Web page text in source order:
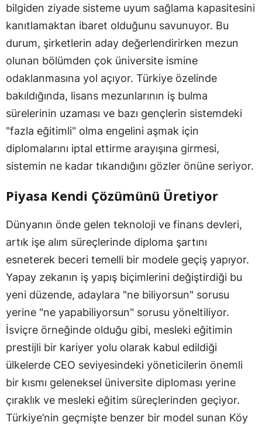
bilgiden ziyade sisteme uyum sağlama kapasitesini
kanıtlamaktan ibaret olduğunu savunuyor. Bu
durum, şirketlerin aday değerlendirirken mezun
olunan bölümden çok üniversite ismine
odaklanmasına yol açıyor. Türkiye özelinde
bakıldığında, lisans mezunlarının iş bulma
sürelerinin uzaması ve bazı gençlerin sistemdeki
"fazla eğitimli" olma engelini aşmak için
diplomalarını iptal ettirme arayışına girmesi,
sistemin ne kadar tıkandığını gözler önüne seriyor.
Piyasa Kendi Çözümünü Üretiyor
Dünyanın önde gelen teknoloji ve finans devleri,
artık işe alım süreçlerinde diploma şartını
esneterek beceri temelli bir modele geçiş yapıyor.
Yapay zekanın iş yapış biçimlerini değiştirdiği bu
yeni düzende, adaylara "ne biliyorsun" sorusu
yerine "ne yapabiliyorsun" sorusu yöneltiliyor.
İsviçre örneğinde olduğu gibi, mesleki eğitimin
prestijli bir kariyer yolu olarak kabul edildiği
ülkelerde CEO seviyesindeki yöneticilerin önemli
bir kısmı geleneksel üniversite diploması yerine
çıraklık ve mesleki eğitim süreçlerinden geçiyor.
Türkiye’nin geçmişte benzer bir model sunan Köy